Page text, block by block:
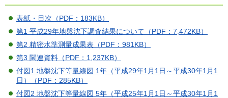
表紙・目次（PDF：183KB）
第1 平成29年地盤沈下調査結果について（PDF：7,472KB）
第2 精密水準測量成果表（PDF：981KB）
第3 関連資料（PDF：1,237KB）
付図1 地盤沈下等量線図 1年（平成29年1月1日～平成30年1月1
日）（PDF：285KB）
付図2 地盤沈下等量線図 5年（平成25年1月1日～平成30年1月1